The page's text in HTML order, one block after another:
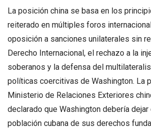
La posición china se basa en los
reiterado en múltiples foros
oposición a sanciones unilaterales sin
Derecho Internacional, el rechazo a la
soberanos y la defensa del
políticas coercitivas de Washington. La
Ministerio de Relaciones Exteriores
declarado que Washington debería dejar
población cubana de sus derechos